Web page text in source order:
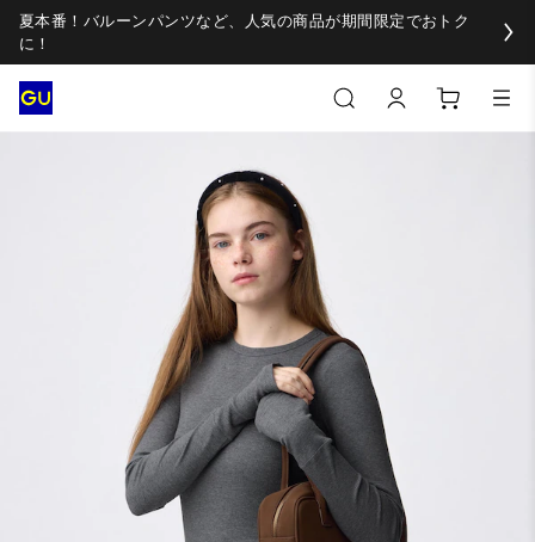
夏本番！バルーンパンツなど、人気の商品が期間限定でおトク
に！